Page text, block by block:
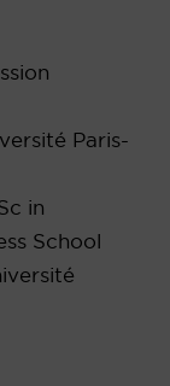
Paris-
in
School